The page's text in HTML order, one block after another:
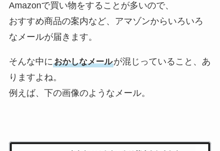
Amazonで買い物をすることが多いので、
おすすめ商品の案内など、アマゾンからいろいろ
なメールが届きます。
そんな中に おかしなメールが混じっていること、あ
りますよね。
例えば、下の画像のようなメール。